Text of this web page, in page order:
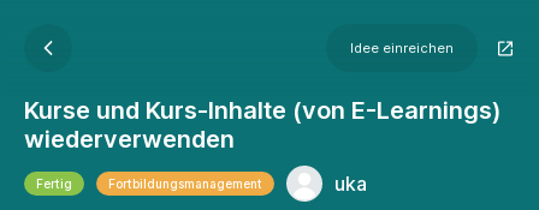
Idee einreichen
Kurse und Kurs-Inhalte (von E-Learnings)
wiederverwenden
Fertig Fortbildungsmanagement uka